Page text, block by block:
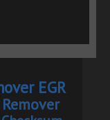
EGR